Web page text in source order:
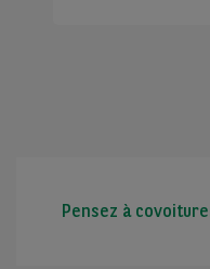
Pensez à